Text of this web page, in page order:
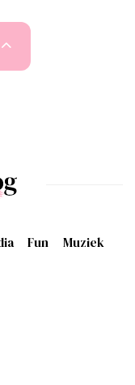
Fun Muziek